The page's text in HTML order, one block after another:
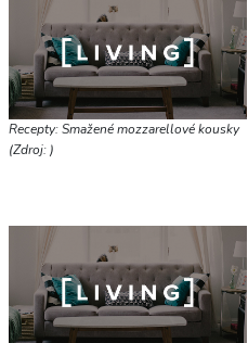
Recepty: Smažené mozzarellové kousky
(Zdroj: )